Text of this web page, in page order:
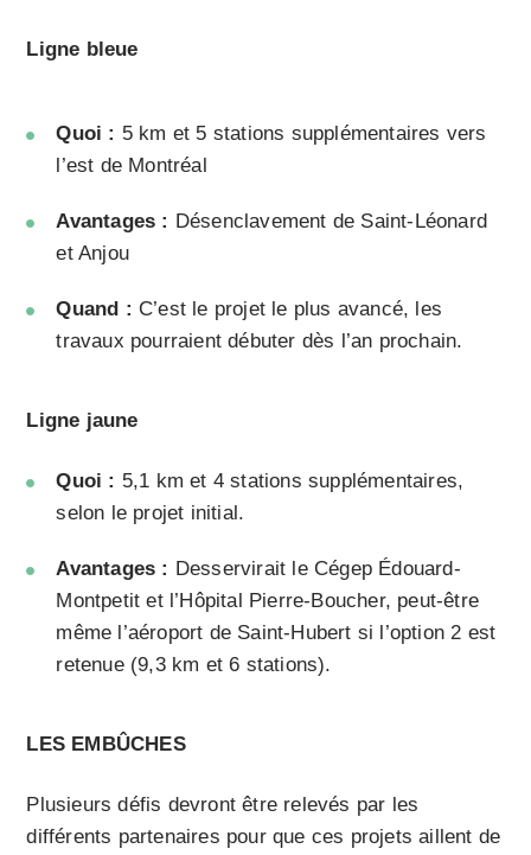
Ligne bleue
Quoi : 5 km et 5 stations supplémentaires vers
l’est de Montréal
Avantages : Désenclavement de Saint-Léonard
et Anjou
Quand : C’est le projet le plus avancé, les
travaux pourraient débuter dès l’an prochain.
Ligne jaune
Quoi : 5,1 km et 4 stations supplémentaires,
selon le projet initial.
Avantages : Desservirait le Cégep Édouard-
Montpetit et l’Hôpital Pierre-Boucher, peut-être
même l’aéroport de Saint-Hubert si l’option 2 est
retenue (9,3 km et 6 stations).
LES EMBÛCHES
Plusieurs défis devront être relevés par les
différents partenaires pour que ces projets aillent de